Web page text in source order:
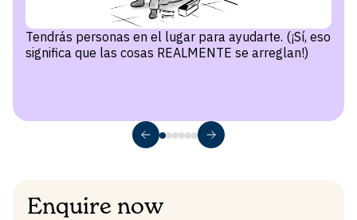
Tendrás personas en el lugar para ayudarte. (¡Sí, eso
significa que las cosas REALMENTE se arreglan!)
Enquire now